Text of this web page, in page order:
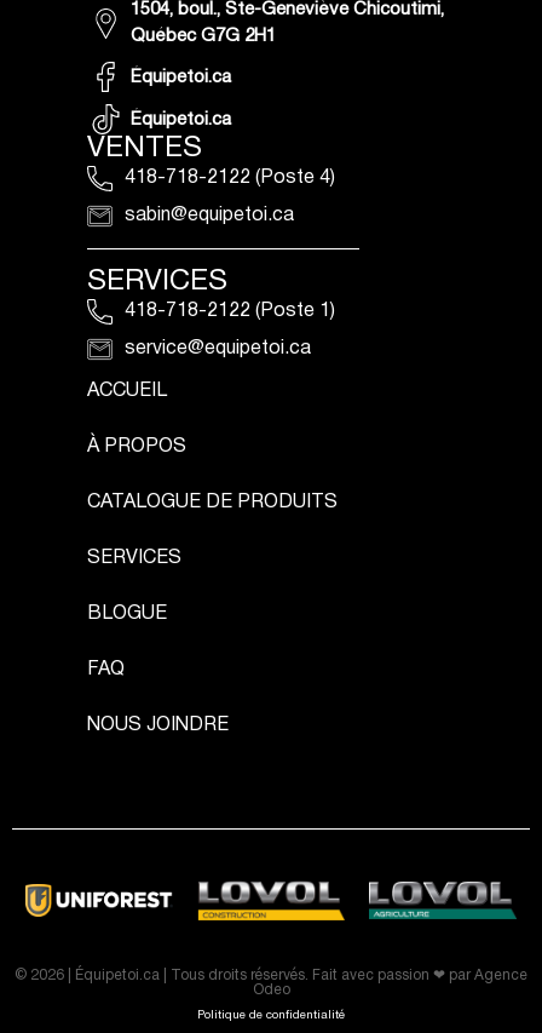
1504, boul., Ste-Geneviève Chicoutimi,
Québec G7G 2H1
Équipetoi.ca
Équipetoi.ca
VENTES
418-718-2122 (Poste 4)
sabin@equipetoi.ca
SERVICES
418-718-2122 (Poste 1)
service@equipetoi.ca
ACCUEIL
À PROPOS
CATALOGUE DE PRODUITS
SERVICES
BLOGUE
FAQ
NOUS JOINDRE
© 2026 | Équipetoi.ca | Tous droits réservés. Fait avec passion ❤ par Agence
Odeo
Politique de confidentialité